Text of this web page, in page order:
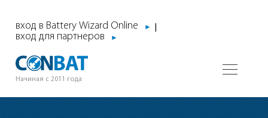
вход в Battery Wizard Online ►
вход для партнеров ►
Начиная с 2011 года